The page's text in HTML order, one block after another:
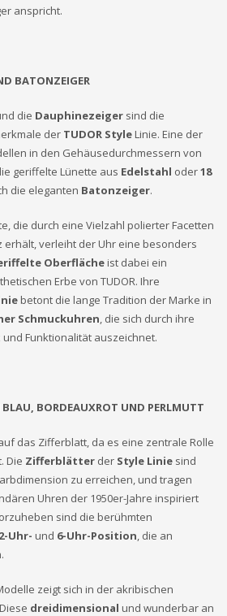
anspricht.
BATONZEIGER
die Dauphinezeiger sind die
der TUDOR StyleLinie. Eine der
in den Gehäusedurchmessern von
geriffelte Lünette aus Edelstahl oder18
die eleganten Batonzeiger.
die durch eine Vielzahl polierter Facetten
erhält, verleiht der Uhr eine besonders
Oberflächeist dabei ein
Erbe von TUDOR. Ihre
betont die lange Tradition der Marke in
Schmuckuhren , die sich durch ihre
Funktionalität auszeichnet.
BLAU, BORDEAUXROT UND PERLMUTT
das Zifferblatt, da es eine zentrale Rolle
Die Zifferblätter der Style Linie sind
zu erreichen, und tragen
Uhren der 1950er-Jahre inspiriert
sind die berühmten
Uhr- und 6-Uhr-Position , die an
zeigt sich in der akribischen
dreidimensional und wunderbar an